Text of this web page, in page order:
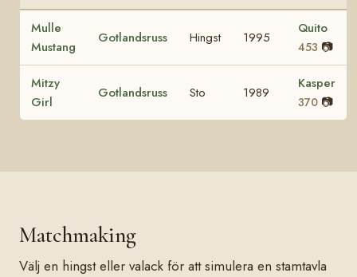
Mulle
Mustang
Gotlandsruss Hingst 1995
Quito
453 📷
Mitzy
Girl
Gotlandsruss Sto 1989
Kasper
370 📷
Matchmaking
Välj en hingst eller valack för att simulera en stamtavla